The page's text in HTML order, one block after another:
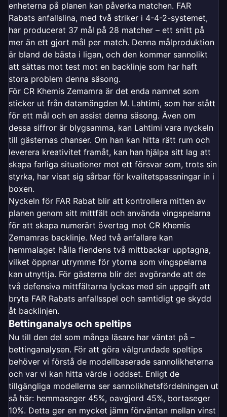
enheterna på planen kan påverka matchen. FAR
Rabats anfallslina, med två striker i 4-4-2-systemet,
har producerat 37 mål på 28 matcher – ett snitt på
mer än ett gjort mål per match. Denna målproduktion
är bland de bästa i ligan, och den kommer sannolikt
att sättas mot test mot en backlinje som har haft
stora problem denna säsong.
För CR Khemis Zemamra är det enda namnet som
sticker ut från datamängden M. Lahtimi, som har stått
för ett mål och en assist denna säsong. Även om
dessa siffror är blygsamma, kan Lahtimi vara nyckeln
till gästernas chanser. Om han kan hitta rätt rum och
leverera kreativitet framåt, kan han hjälpa sitt lag att
skapa farliga situationer mot ett försvar som, trots sin
styrka, har visat sig sårbar för kvalitetspassningar in i
boxen.
Nyckeln för FAR Rabat blir att kontrollera mitten av
planen genom sitt mittfält och använda vingspelarna
för att skapa numerärt övertag mot CR Khemis
Zemamras backlinje. Med två anfallare kan
hemmalaget hålla fiendens två mittbackar upptagna,
vilket öppnar utrymme för ytorna som vingspelarna
kan utnyttja. För gästerna blir det avgörande att de
två defensiva mittfältarna lyckas med sin uppgift att
bryta FAR Rabats anfallsspel och samtidigt ge skydd
åt backlinjen.
Bettinganalys och speltips
Nu till den del som många läsare har väntat på –
bettinganalysen. För att göra välgrundade speltips
behöver vi förstå de modellbaserade sannolikheterna
och var vi kan hitta värde i oddset. Enligt de
tillgängliga modellerna ser sannolikhetsfördelningen ut
så här: hemmaseger 45%, oavgjord 45%, bortaseger
10%. Detta ger en mycket jämn förväntan mellan vinst